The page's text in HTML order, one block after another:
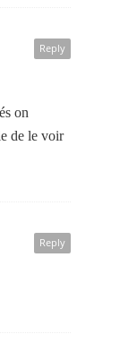
Reply
on
de le voir
Reply